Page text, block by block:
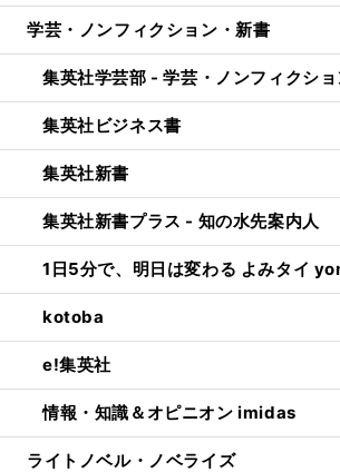
学芸・ノンフィクション・新書
集英社学芸部 - 学芸・ノンフィクショ
集英社ビジネス書
集英社新書
集英社新書プラス - 知の水先案内人
1日5分で、明日は変わる よみタイ
kotoba
e!集英社
情報・知識＆オピニオン imidas
ライトノベル・ノベライズ